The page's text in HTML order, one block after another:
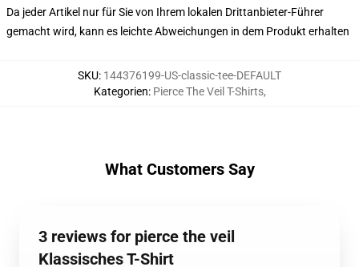
Da jeder Artikel nur für Sie von Ihrem lokalen Drittanbieter-Führer
gemacht wird, kann es leichte Abweichungen in dem Produkt erhalten
SKU: 144376199-US-classic-tee-DEFAULT
Kategorien: Pierce The Veil T-Shirts,
What Customers Say
3 reviews for pierce the veil
Klassisches T-Shirt